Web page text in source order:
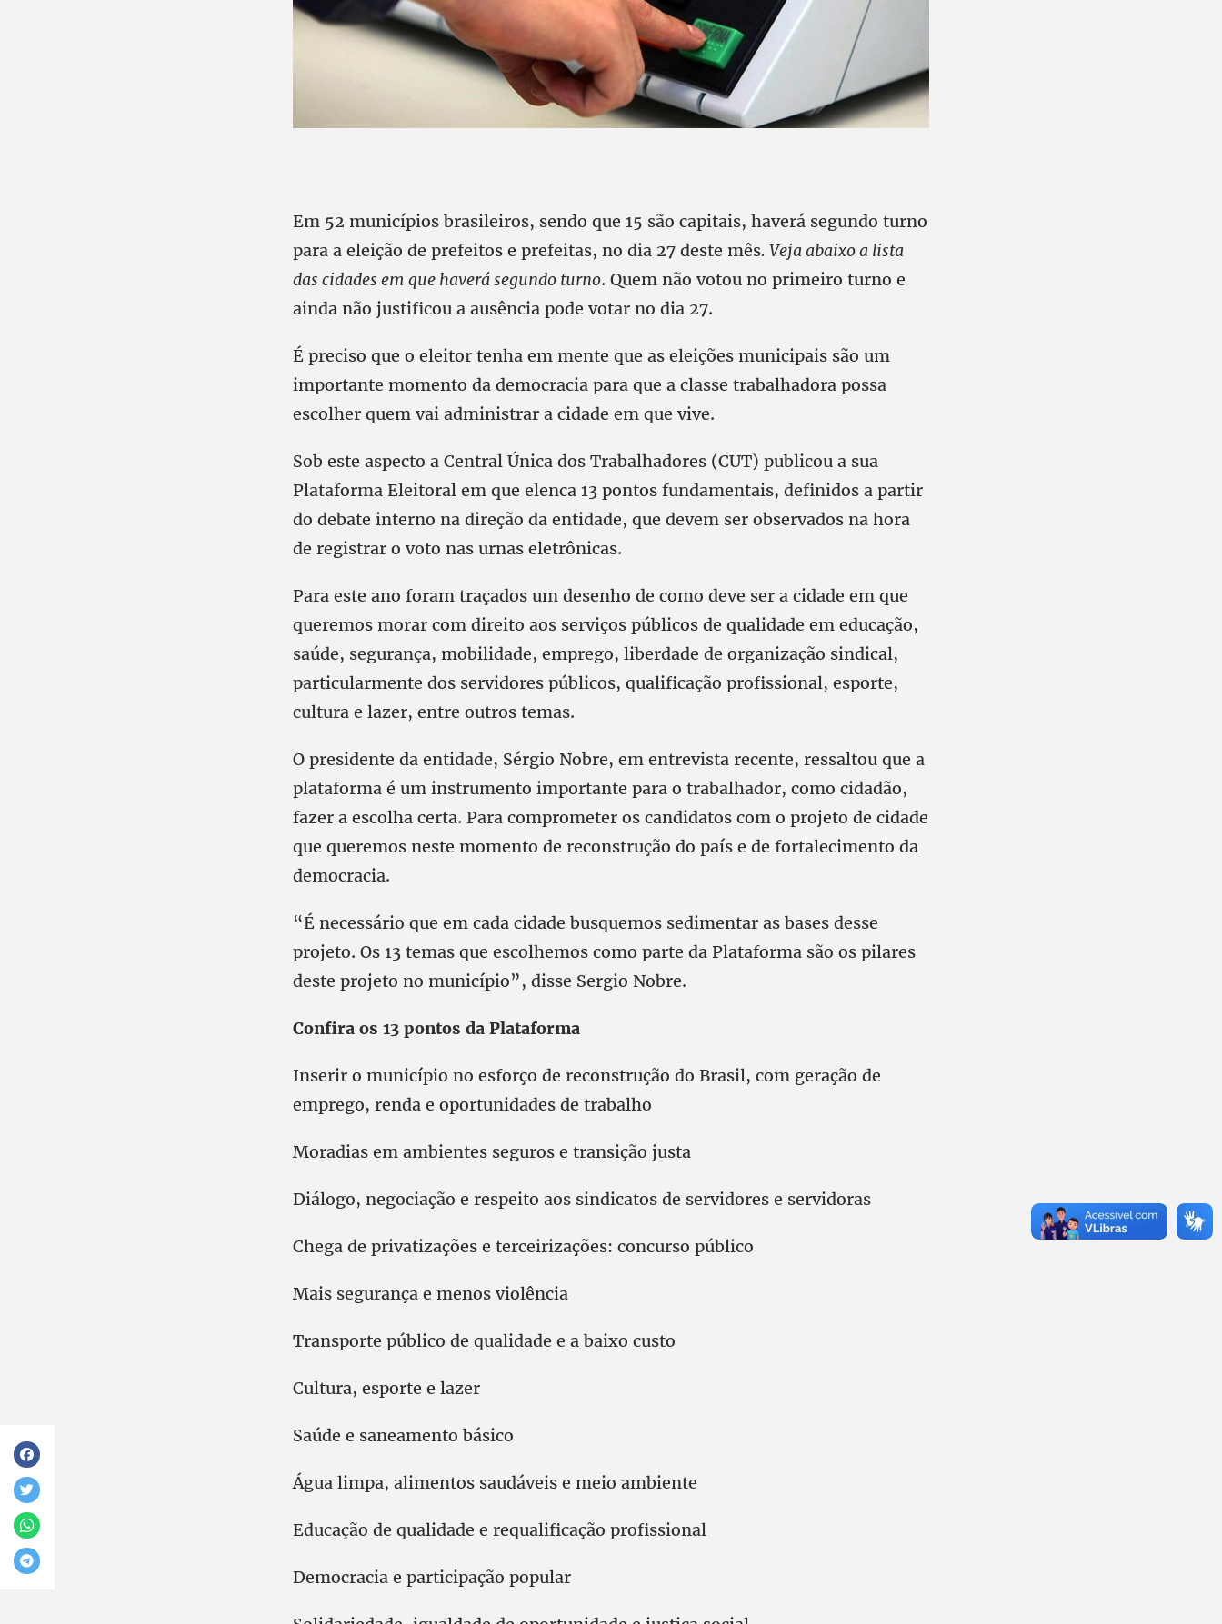
Em 52 municípios brasileiros, sendo que 15 são capitais, haverá segundo turno
para a eleição de prefeitos e prefeitas, no dia 27 deste mês. Veja abaixo a lista
das cidades em que haverá segundo turno. Quem não votou no primeiro turno e
ainda não justificou a ausência pode votar no dia 27.
É preciso que o eleitor tenha em mente que as eleições municipais são um
importante momento da democracia para que a classe trabalhadora possa
escolher quem vai administrar a cidade em que vive.
Sob este aspecto a Central Única dos Trabalhadores (CUT) publicou a sua
Plataforma Eleitoral em que elenca 13 pontos fundamentais, definidos a partir
do debate interno na direção da entidade, que devem ser observados na hora
de registrar o voto nas urnas eletrônicas.
Para este ano foram traçados um desenho de como deve ser a cidade em que
queremos morar com direito aos serviços públicos de qualidade em educação,
saúde, segurança, mobilidade, emprego, liberdade de organização sindical,
particularmente dos servidores públicos, qualificação profissional, esporte,
cultura e lazer, entre outros temas.
O presidente da entidade, Sérgio Nobre, em entrevista recente, ressaltou que a
plataforma é um instrumento importante para o trabalhador, como cidadão,
fazer a escolha certa. Para comprometer os candidatos com o projeto de cidade
que queremos neste momento de reconstrução do país e de fortalecimento da
democracia.
“É necessário que em cada cidade busquemos sedimentar as bases desse
projeto. Os 13 temas que escolhemos como parte da Plataforma são os pilares
deste projeto no município”, disse Sergio Nobre.
Confira os 13 pontos da Plataforma
Inserir o município no esforço de reconstrução do Brasil, com geração de
emprego, renda e oportunidades de trabalho
Moradias em ambientes seguros e transição justa
Diálogo, negociação e respeito aos sindicatos de servidores e servidoras
Chega de privatizações e terceirizações: concurso público
Mais segurança e menos violência
Transporte público de qualidade e a baixo custo
Cultura, esporte e lazer
Saúde e saneamento básico
Água limpa, alimentos saudáveis e meio ambiente
Educação de qualidade e requalificação profissional
Democracia e participação popular